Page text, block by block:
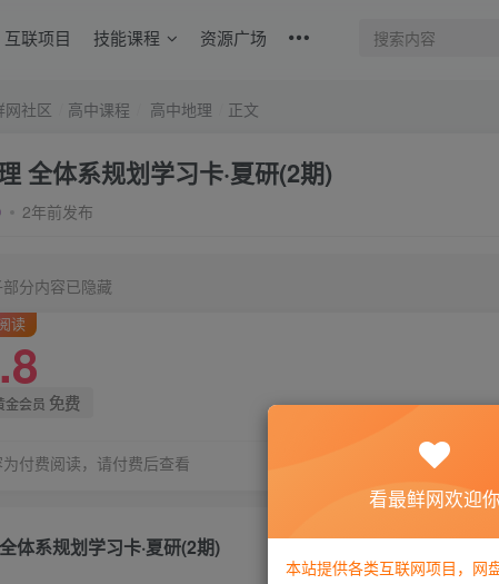
互联项目 技能课程 资源广场
网社区 高中课程 高中地理 正文
全体系规划学习卡·夏研(2期)
2年前发布
分内容已隐藏
读
金会员 免费
为付费阅读，请付费后查看
体系规划学习卡·夏研(2期)
看最鲜网欢迎你
本站提供各类互联网项目，网